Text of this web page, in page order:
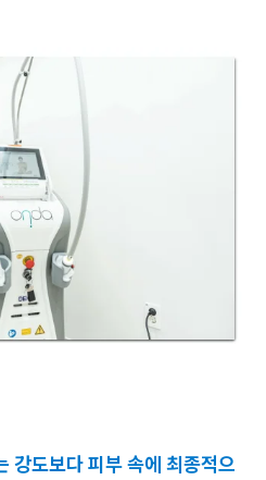
강도보다 피부 속에 최종적으